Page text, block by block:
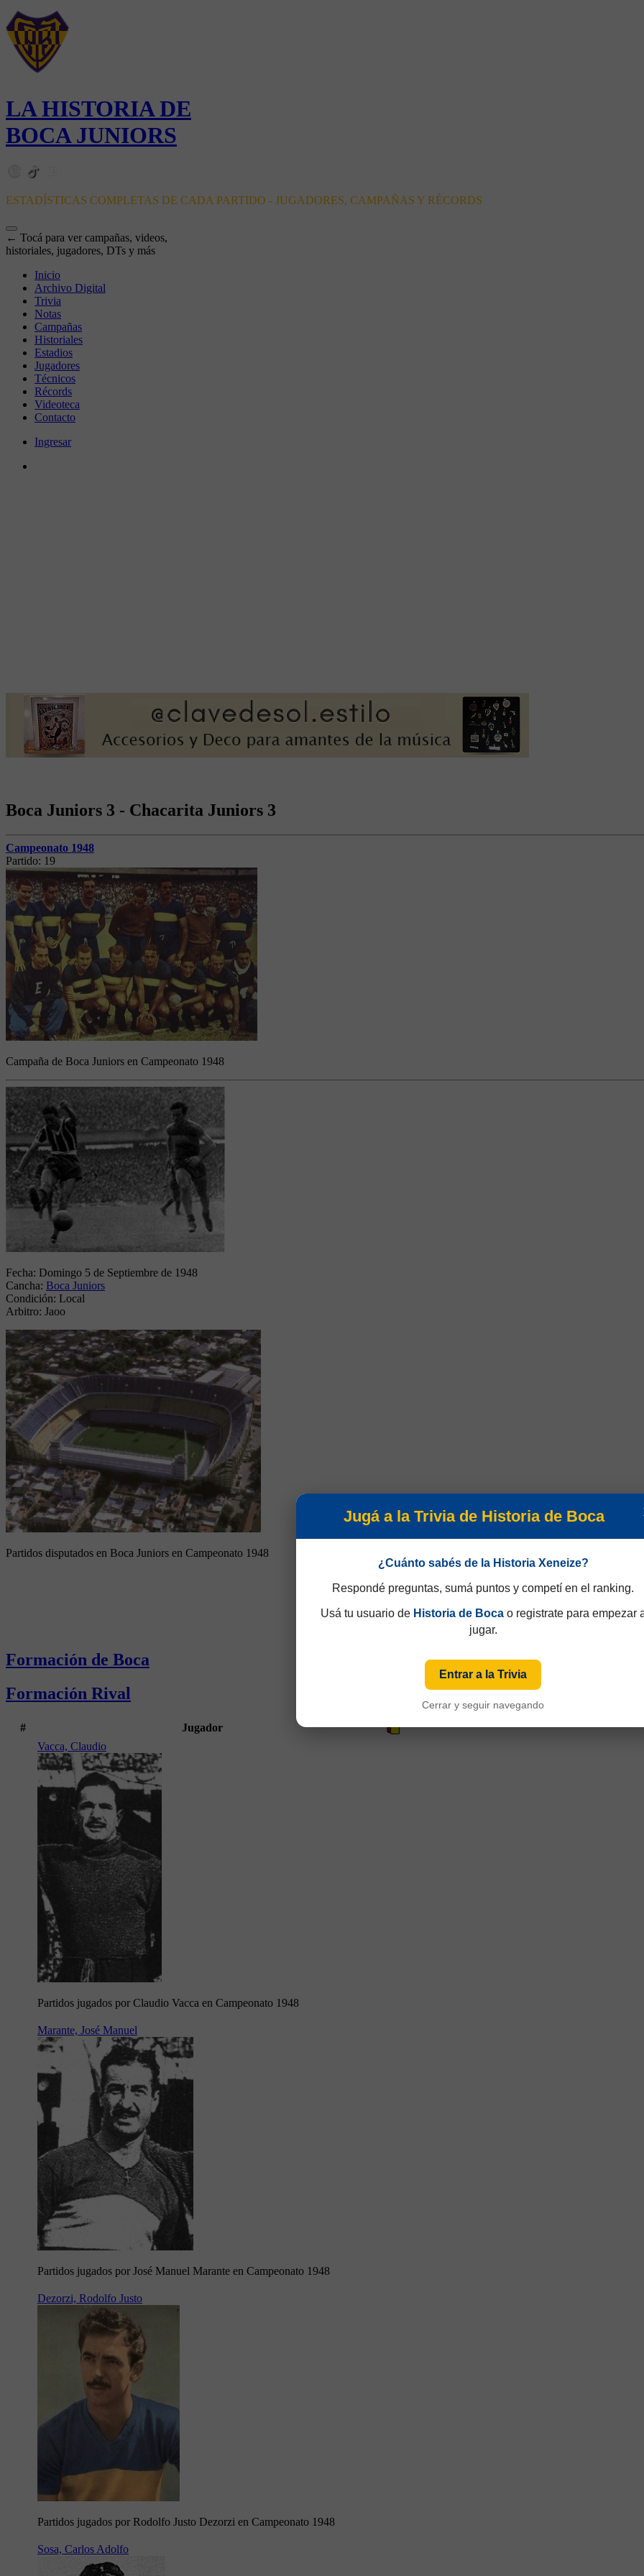
LA HISTORIA DE
BOCA JUNIORS
ESTADÍSTICAS COMPLETAS DE CADA PARTIDO - JUGADORES, CAMPAÑAS Y RÉCORDS
← Tocá para ver campañas, videos,
historiales, jugadores, DTs y más
Inicio
Archivo Digital
Trivia
Notas
Campañas
Historiales
Estadios
Jugadores
Técnicos
Récords
Videoteca
Contacto
Ingresar
Boca Juniors 3 - Chacarita Juniors 3
Campeonato 1948
Partido: 19
Campaña de Boca Juniors en Campeonato 1948
Fecha: Domingo 5 de Septiembre de 1948
Cancha: Boca Juniors
Condición: Local
Arbitro: Jaoo
Partidos disputados en Boca Juniors en Campeonato 1948
Formación de Boca
Formación Rival
#
Jugador
Vacca, Claudio
Partidos jugados por Claudio Vacca en Campeonato 1948
Marante, José Manuel
Partidos jugados por José Manuel Marante en Campeonato 1948
Dezorzi, Rodolfo Justo
Partidos jugados por Rodolfo Justo Dezorzi en Campeonato 1948
Sosa, Carlos Adolfo
Jugá a la Trivia de Historia de Boca
¿Cuánto sabés de la Historia Xeneize?
Respondé preguntas, sumá puntos y competí en el ranking.
Usá tu usuario de Historia de Bocao registrate para empezar
jugar.
Entrar a la Trivia
Cerrar y seguir navegando